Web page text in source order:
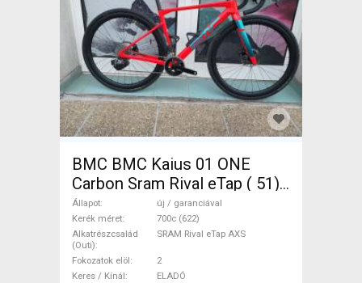
BMC BMC Kaius 01 ONE
Carbon Sram Rival eTap ( 51)
Gravel / CX SRAM Rival eTap
AXS tárcsafék új / garanciával
ELADÓ
Állapot
új / garanciával
Kerék méret
700c (622)
Alkatrészcsalád
(Outi)
SRAM Rival eTap AXS
Fokozatok elöl
2
Keres / Kínál
ELADÓ